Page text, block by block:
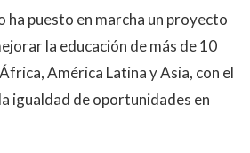
ha puesto en marcha un proyecto
la educación de más de 10
América Latina y Asia, con el
igualdad de oportunidades en